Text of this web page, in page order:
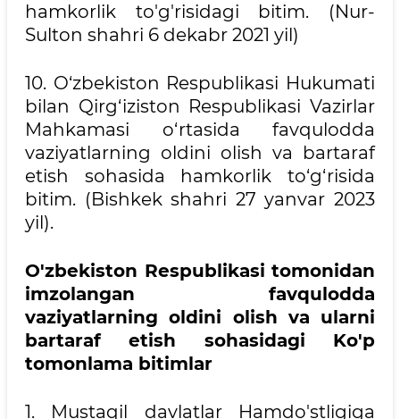
hamkorlik to'g'risidagi bitim. (Nur-
Sulton shahri 6 dekabr 2021 yil)
10. O‘zbekiston Respublikasi Hukumati
bilan Qirg‘iziston Respublikasi Vazirlar
Mahkamasi o‘rtasida favqulodda
vaziyatlarning oldini olish va bartaraf
etish sohasida hamkorlik to‘g‘risida
bitim. (Bishkek shahri 27 yanvar 2023
yil).
O'zbekiston Respublikasi tomonidan
imzolangan favqulodda
vaziyatlarning oldini olish va ularni
bartaraf etish sohasidagi Ko'p
tomonlama bitimlar
1. Mustaqil davlatlar Hamdo'stligiga